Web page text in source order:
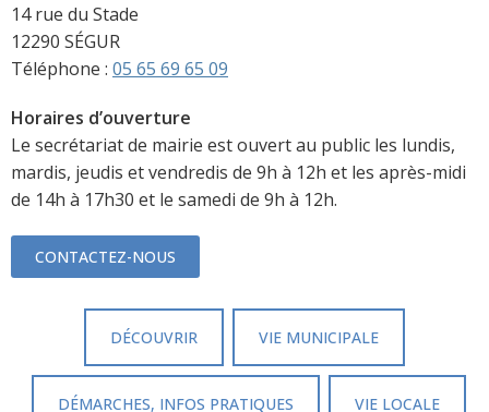
14 rue du Stade
12290 SÉGUR
Téléphone : 05 65 69 65 09
Horaires d’ouverture
Le secrétariat de mairie est ouvert au public les lundis,
mardis, jeudis et vendredis de 9h à 12h et les après-midi
de 14h à 17h30 et le samedi de 9h à 12h.
CONTACTEZ-NOUS
DÉCOUVRIR VIE MUNICIPALE
DÉMARCHES, INFOS PRATIQUES VIE LOCALE